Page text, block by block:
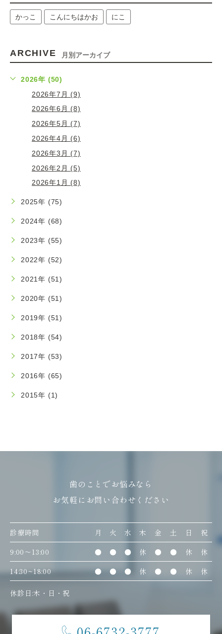
かっこ こんにちはかお にこ
ARCHIVE 月別アーカイブ
2026年 (50)
2026年7月 (9)
2026年6月 (8)
2026年5月 (7)
2026年4月 (6)
2026年3月 (7)
2026年2月 (5)
2026年1月 (8)
2025年 (75)
2024年 (68)
2023年 (55)
2022年 (52)
2021年 (51)
2020年 (51)
2019年 (51)
2018年 (54)
2017年 (53)
2016年 (65)
2015年 (1)
歯のことでお悩みなら
お気軽にお問い合わせください
診療時間 月 火 水 木 金 土 日
祝
9:00〜13:00
● ● ● 休 ● ● 休
休
14:30~18:00
● ● ● 休 ● ● 休 休
休診日:木・日・祝